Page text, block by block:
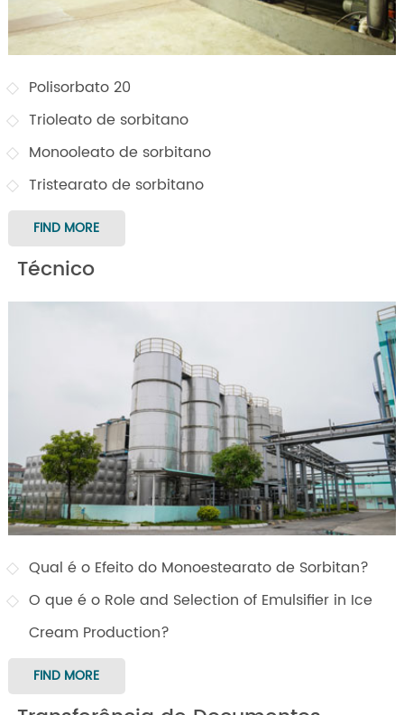
Polisorbato 20
Trioleato de sorbitano
Monooleato de sorbitano
Tristearato de sorbitano
FIND MORE
Técnico
Qual é o Efeito do Monoestearato de Sorbitan?
O que é o Role and Selection of Emulsifier in Ice
Cream Production?
FIND MORE